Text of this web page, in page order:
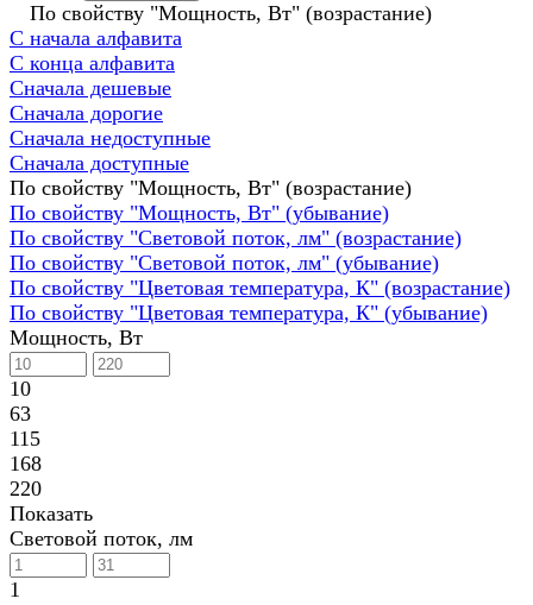
По свойству "Мощность, Вт" (возрастание)
С начала алфавита
С конца алфавита
Сначала дешевые
Сначала дорогие
Сначала недоступные
Сначала доступные
По свойству "Мощность, Вт" (возрастание)
По свойству "Мощность, Вт" (убывание)
По свойству "Световой поток, лм" (возрастание)
По свойству "Световой поток, лм" (убывание)
По свойству "Цветовая температура, К" (возрастание)
По свойству "Цветовая температура, К" (убывание)
Мощность, Вт
10
63
115
168
220
Показать
Световой поток, лм
1